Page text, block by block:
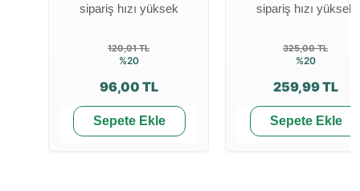
sipariş hızı yüksek
120,01 TL
%20
96,00 TL
Sepete Ekle
sipariş hızı yüksek
325,00 TL
%20
259,99 TL
Sepete Ekle